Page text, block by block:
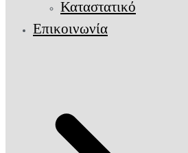
Καταστατικό
Επικοινωνία